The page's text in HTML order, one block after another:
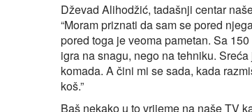
Dževad Alihodžić, tadašnji centar
“Moram priznati da sam se pored
pored toga je veoma pametan. Sa
igra na snagu, nego na tehniku.
komada. A čini mi se sada, kada
koš.”
Baš nekako u to vrijeme na naše TV